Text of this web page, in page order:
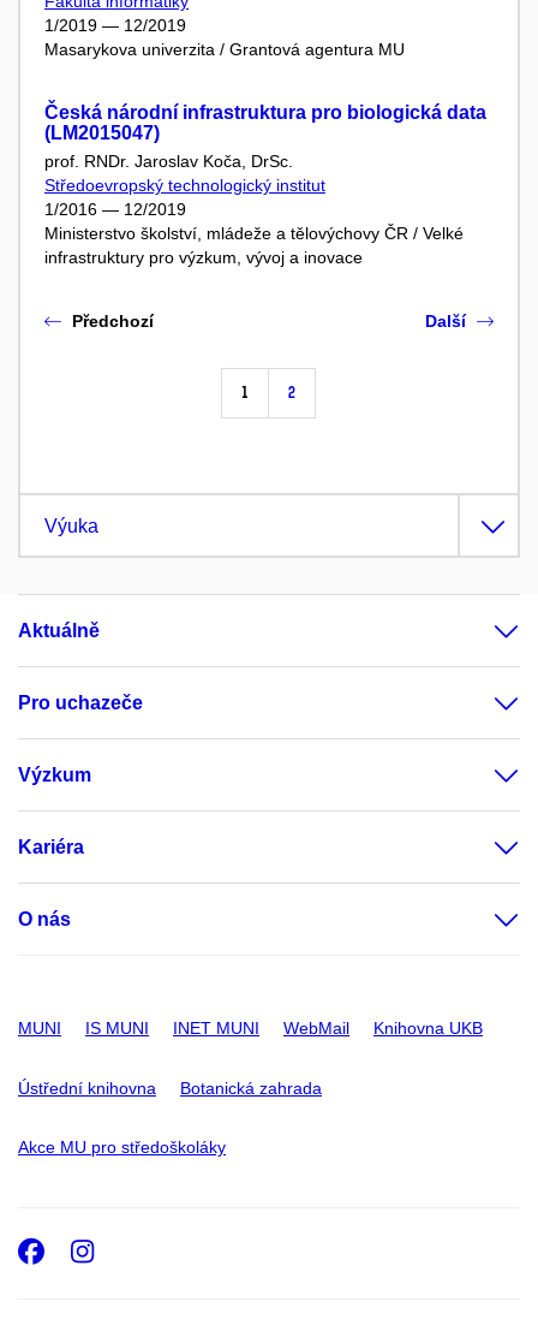
1/2019 — 12/2019
Masarykova univerzita / Grantová agentura MU
Česká národní infrastruktura pro biologická data
(LM2015047)
prof. RNDr. Jaroslav Koča, DrSc.
Středoevropský technologický institut
1/2016 — 12/2019
Ministerstvo školství, mládeže a tělovýchovy ČR / Velké
infrastruktury pro výzkum, vývoj a inovace
Předchozí
1 2
Další
Výuka
Aktuálně
Pro uchazeče
Výzkum
Kariéra
O nás
MUNI IS MUNI INET MUNI WebMail Knihovna UKB
Ústřední knihovna Botanická zahrada
Akce MU pro středoškoláky
Facebook
Instagram